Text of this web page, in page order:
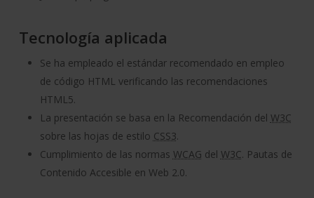
Tecnología aplicada
Se ha empleado el estándar recomendado en empleo
de código HTML verificando las recomendaciones
HTML5.
La presentación se basa en la Recomendación del W3C
sobre las hojas de estilo CSS3.
Cumplimiento de las normas WCAG del W3C. Pautas de
Contenido Accesible en Web 2.0.